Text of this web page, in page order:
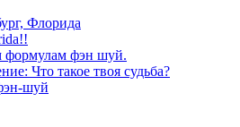
Флорида
формулам фэн шуй.
Что такое твоя судьба?
шуй